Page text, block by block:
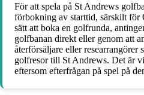
För att spela på St Andrews
förbokning av starttid, särskilt för
sätt att boka en golfrunda,
golfbanan direkt eller genom att
återförsäljare eller researrangörer
golfresor till St Andrews. Det är
eftersom efterfrågan på spel på